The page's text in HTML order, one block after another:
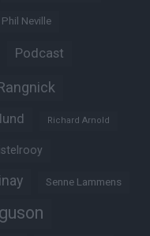
Phil Neville
Podcast
Richard Arnold
Senne Lammens